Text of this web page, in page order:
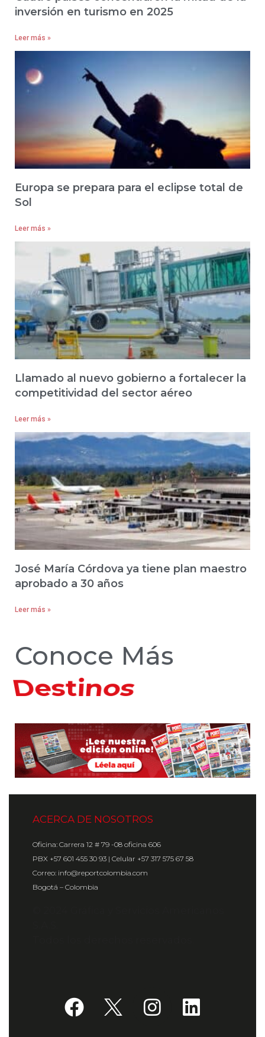
inversión en turismo en 2025
Leer más »
Europa se prepara para el eclipse total de
Sol
Leer más »
Llamado al nuevo gobierno a fortalecer la
competitividad del sector aéreo
Leer más »
José María Córdova ya tiene plan maestro
aprobado a 30 años
Leer más »
Conoce Más
Hoteles
ACERCA DE NOSOTROS
Oficina: Carrera 12 # 79 -08 oficina 606
PBX +57 601 455 30 93 | Celular +57 317 575 67 58
Correo: info@reportcolombia.com
Bogotá – Colombia